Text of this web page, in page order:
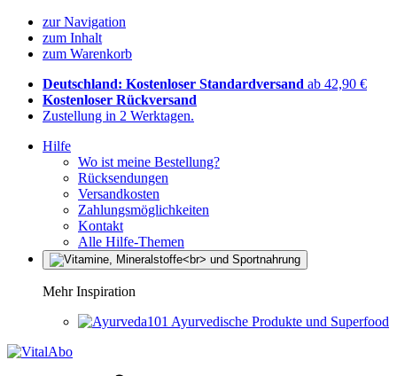
zur Navigation
zum Inhalt
zum Warenkorb
Deutschland: Kostenloser Standardversand ab 42,90 €
Kostenloser Rückversand
Zustellung in 2 Werktagen.
Hilfe
Wo ist meine Bestellung?
Rücksendungen
Versandkosten
Zahlungsmöglichkeiten
Kontakt
Alle Hilfe-Themen
Mehr Inspiration
Ayurvedische Produkte und Superfood